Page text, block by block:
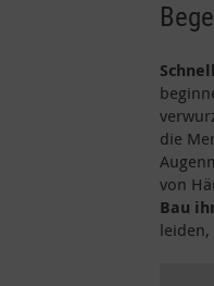
die
von
Bau
leiden,